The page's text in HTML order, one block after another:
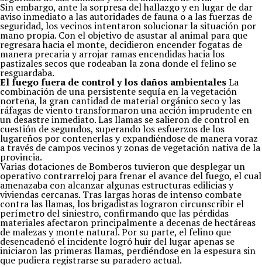
Sin embargo, ante la sorpresa del hallazgo y en lugar de dar
aviso inmediato a las autoridades de fauna o a las fuerzas de
seguridad, los vecinos intentaron solucionar la situación por
mano propia. Con el objetivo de asustar al animal para que
regresara hacia el monte, decidieron encender fogatas de
manera precaria y arrojar ramas encendidas hacia los
pastizales secos que rodeaban la zona donde el felino se
resguardaba.
El fuego fuera de control y los daños ambientalesLa
combinación de una persistente sequía en la vegetación
norteña, la gran cantidad de material orgánico seco y las
ráfagas de viento transformaron una acción imprudente en
un desastre inmediato. Las llamas se salieron de control en
cuestión de segundos, superando los esfuerzos de los
lugareños por contenerlas y expandiéndose de manera voraz
a través de campos vecinos y zonas de vegetación nativa de la
provincia.
Varias dotaciones de Bomberos tuvieron que desplegar un
operativo contrarreloj para frenar el avance del fuego, el cual
amenazaba con alcanzar algunas estructuras edilicias y
viviendas cercanas. Tras largas horas de intenso combate
contra las llamas, los brigadistas lograron circunscribir el
perímetro del siniestro, confirmando que las pérdidas
materiales afectaron principalmente a decenas de hectáreas
de malezas y monte natural. Por su parte, el felino que
desencadenó el incidente logró huir del lugar apenas se
iniciaron las primeras llamas, perdiéndose en la espesura sin
que pudiera registrarse su paradero actual.